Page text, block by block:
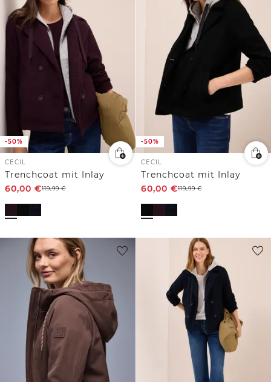
-50%
CECIL
Trenchcoat mit Inlay
60,00 €119,99€
-50%
CECIL
Trenchcoat mit Inlay
60,00 €119,99€